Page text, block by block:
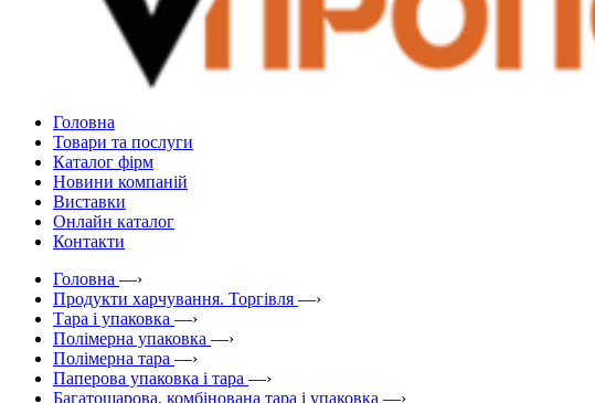
Головна
Товари та послуги
Каталог фірм
Новини компаній
Виставки
Онлайн каталог
Контакти
Головна —›
Продукти харчування. Торгівля —›
Тара і упаковка —›
Полімерна упаковка —›
Полімерна тара —›
Паперова упаковка і тара —›
Багатошарова, комбінована тара і упаковка —›